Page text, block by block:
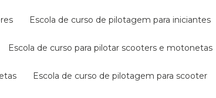
escola de curso de pilotagem para iniciantes
escola de curso para pilotar scooters e motonetas
escola de curso de pilotagem para scooter